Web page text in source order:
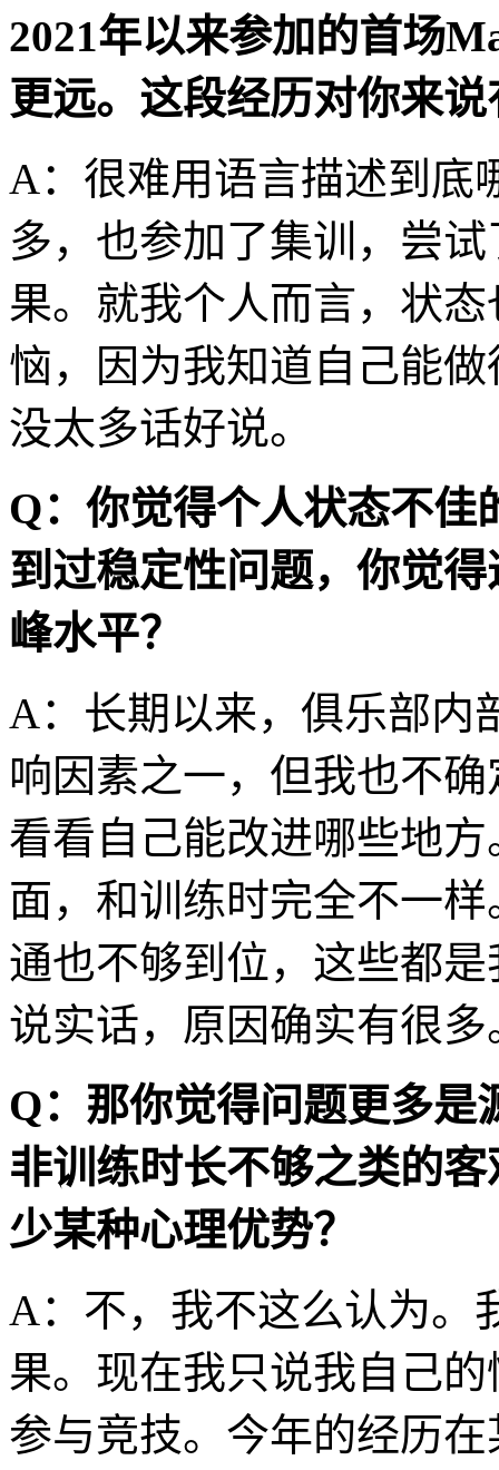
2021年以来参加的首场
更远。这段经历对你来
A：很难用语言描述到底
多，也参加了集训，尝
果。就我个人而言，状
恼，因为我知道自己能
没太多话好说。
Q：你觉得个人状态不佳
到过稳定性问题，你觉
峰水平？
A：长期以来，俱乐部内
响因素之一，但我也不
看看自己能改进哪些地
面，和训练时完全不一
通也不够到位，这些都
说实话，原因确实有很多
Q：那你觉得问题更多是
非训练时长不够之类的
少某种心理优势？
A：不，我不这么认为。
果。现在我只说我自己
参与竞技。今年的经历